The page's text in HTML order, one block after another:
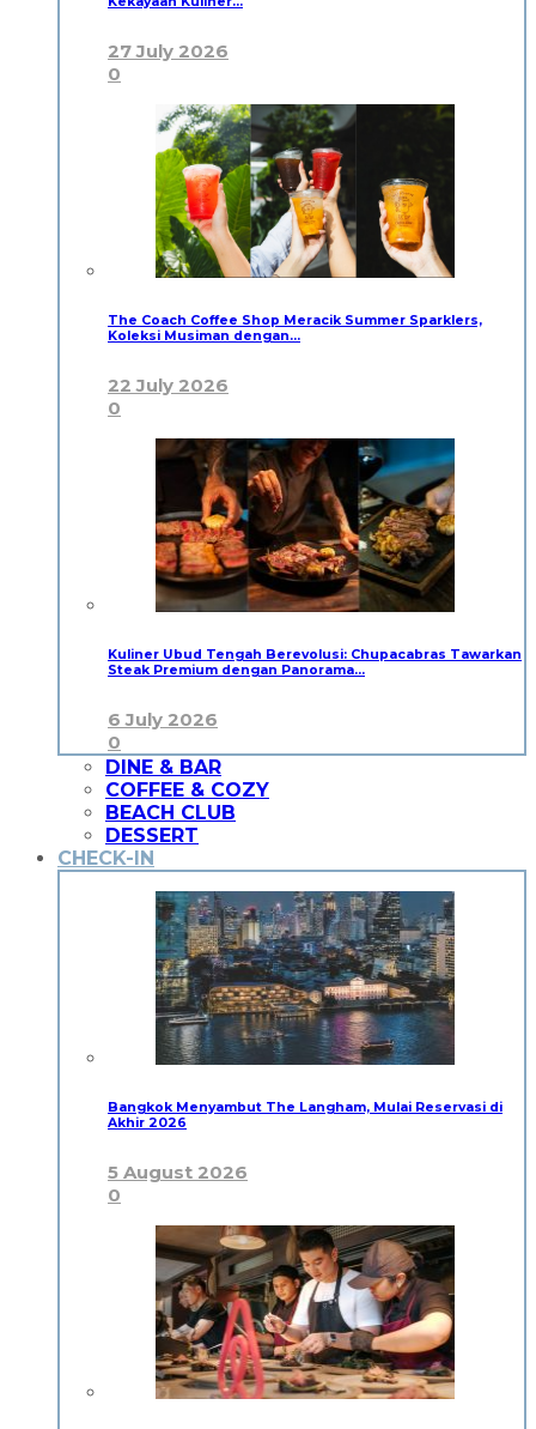
27 July 2026
0
The Coach Coffee Shop Meracik Summer Sparklers,
Koleksi Musiman dengan…
22 July 2026
0
Kuliner Ubud Tengah Berevolusi: Chupacabras Tawarkan
Steak Premium dengan Panorama…
6 July 2026
0
DINE & BAR
COFFEE & COZY
BEACH CLUB
DESSERT
CHECK-IN
Bangkok Menyambut The Langham, Mulai Reservasi di
Akhir 2026
5 August 2026
0